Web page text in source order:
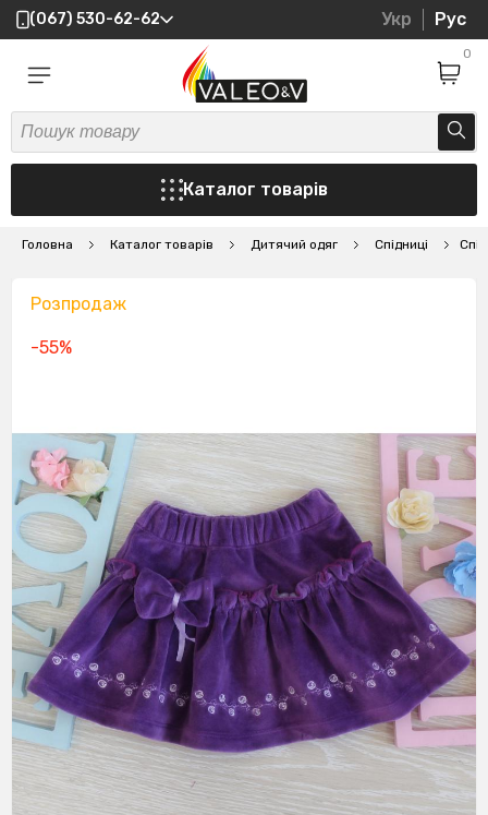
(067) 530-62-62 Укр Рус
0
Каталог товарів
Головна Каталог товарів Дитячий одяг Спідниці
Розпродаж
-55%